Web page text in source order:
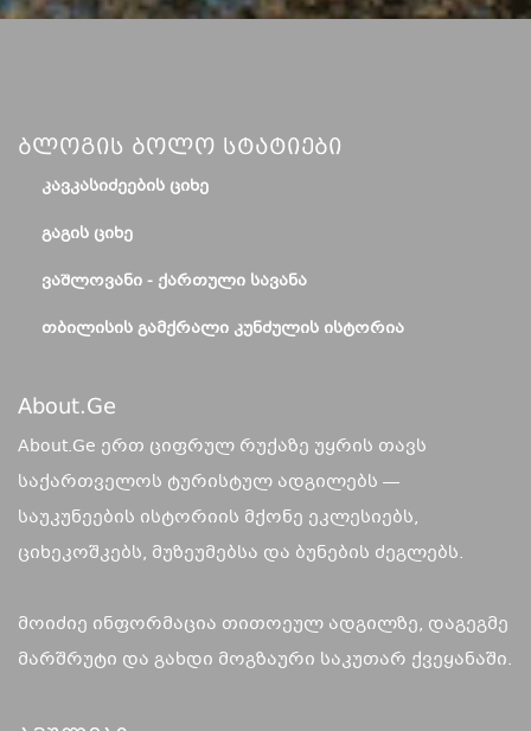
Ბლოგის Ბოლო Სტატიები
ᲙᲐᲕᲙᲐᲡᲘᲫᲔᲔᲑᲘᲡ ᲪᲘᲮᲔ
ᲒᲐᲒᲘᲡ ᲪᲘᲮᲔ
ᲕᲐᲨᲚᲝᲕᲐᲜᲘ - ᲥᲐᲠᲗᲣᲚᲘ ᲡᲐᲕᲐᲜᲐ
ᲗᲑᲘᲚᲘᲡᲘᲡ ᲒᲐᲛᲥᲠᲐᲚᲘ ᲙᲣᲜᲫᲣᲚᲘᲡ ᲘᲡᲢᲝᲠᲘᲐ
About.ge
About.Ge ერთ ციფრულ რუქაზე უყრის თავს
საქართველოს ტურისტულ ადგილებს —
საუკუნეების ისტორიის მქონე ეკლესიებს,
ციხეკოშკებს, მუზეუმებსა და ბუნების ძეგლებს.
მოიძიე ინფორმაცია თითოეულ ადგილზე, დაგეგმე
მარშრუტი და გახდი მოგზაური საკუთარ ქვეყანაში.